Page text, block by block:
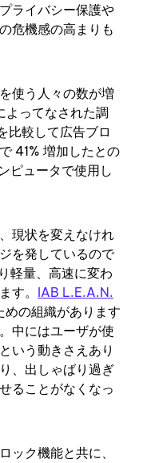
ライバシー保護や
危機感の高まりも
使う人々の数が増
よってなされた調
比較して広告ブロ
41% 増加したとの
ピュータで使用し
現状を変えなけれ
を発しているので
軽量、高速に変わ
す。 IAB L.E.A.N.
めの組織があります
中にはユーザが使
いう動きさえあり
、出しゃばり過ぎ
ることがなくなっ
ック機能と共に、